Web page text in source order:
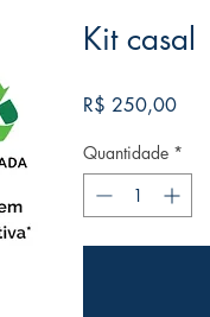
Kit casal
R$ 250,00Preço
Quantidade *